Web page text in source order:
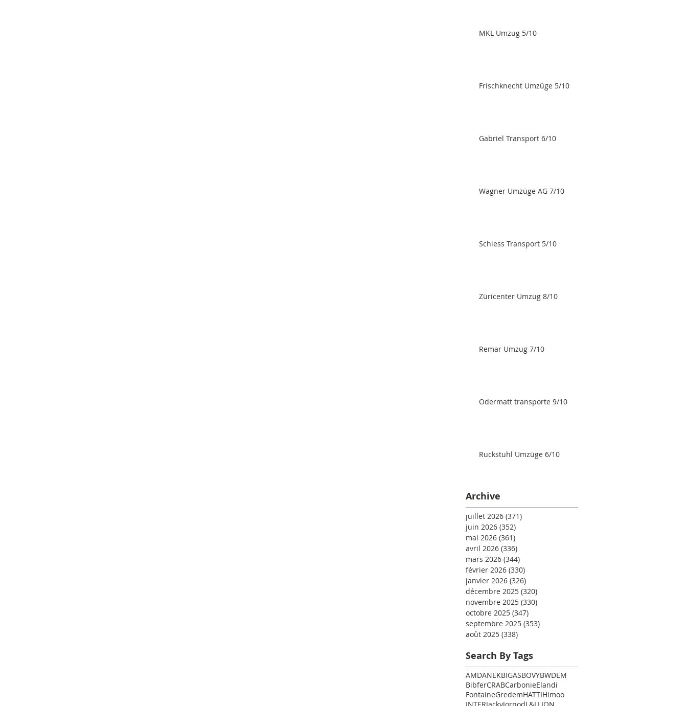
MKL Umzug 5/10
Frischknecht Umzüge 5/10
Gabriel Transport 6/10
Wagner Umzüge AG 7/10
Schiess Transport 5/10
Züricenter Umzug 8/10
Remar Umzug 7/10
Odermatt transporte 9/10
Ruckstuhl Umzüge 6/10
Archive
juillet 2026 (371)
juin 2026 (352)
mai 2026 (361)
avril 2026 (336)
mars 2026 (344)
février 2026 (330)
janvier 2026 (326)
décembre 2025 (320)
novembre 2025 (330)
octobre 2025 (347)
septembre 2025 (353)
août 2025 (338)
Search By Tags
AMDANEKBIGASBOVYBWDEM
BibferCRABCarbonieElandi
FontaineGredemHATTIHimoo